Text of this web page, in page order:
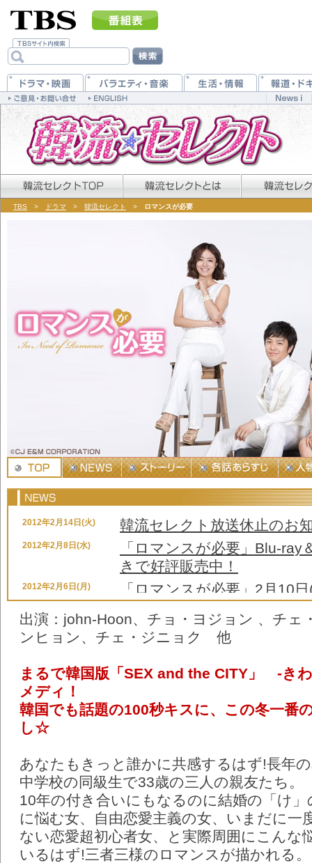
TBS > ドラマ > 韓流セレクト > ロマンスが必要
2012年2月14日(火) 韓流セレクト放送休止のお
2012年2月8日(水)
「ロマンスが必要」Blu-ray
きで好評販売中！
2012年2月6日(月)
「ロマンスが必要」2月10
2012年2月6日(月)
『ロマンスが必要』から[
BOX 1]と[john-Hoon サイ
2012年1月24日(火)
「ロマンスが必要」1月27
2012年1月18日(水)
「ロマンスが必要」公式サ
出演：john-Hoon、チョ・ヨジョン 、チェ
ンヒョン、チェ・ジニョク 他
まるで韓国版「SEX and the CITY」 -き
メディ！
韓国でも話題の100秒キスに、この冬一番
し☆
あなたもきっと誰かに共感するはず!長年
中学校の同級生で33歳の三人の親友たち。
10年の付き合いにもなるのに結婚の「け
に悩む女、自由恋愛主義の女、いまだに一
ない恋愛超初心者女、と実際周囲にこんな
いるはず!三者三様のロマンスが描かれる。